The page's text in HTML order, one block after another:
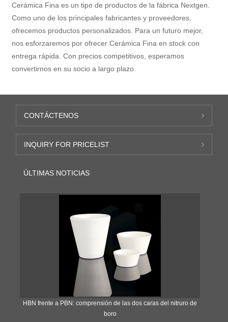
Cerámica Fina es un tipo de productos de la fábrica Nextgen.
Como uno de los principales fabricantes y proveedores,
ofrecemos productos personalizados. Para un futuro mejor,
nos esforzaremos por ofrecer Cerámica Fina en stock con
entrega rápida. Con precios competitivos, esperamos
convertirnos en su socio a largo plazo.
CONTÁCTENOS
INQUIRY FOR PRICELIST
ÚLTIMAS NOTICIAS
​HBN frente a PBN: comprensión de las dos caras del nitruro de
boro